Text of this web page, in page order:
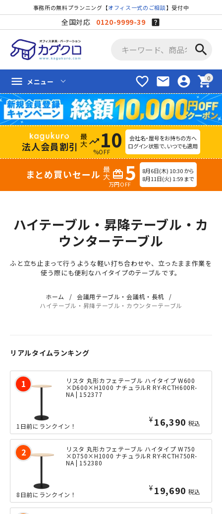
事務所の無料プランニング【オフィス一式のご相談】受付中
全国対応 0120-9999-39
search
favorite_border mail account_circle shopping_cart
menu メニュー
法人会員割引 trending_up 10
%OFF
会社名・屋号をお持ちの方へ
ログイン状態で、いつでも適用
まとめ買いセール redeem 5
万円OFF
8月6日(木) 10:30 から
8月11日(火) 1:59 まで
ハイテーブル・昇降テーブル・カ
ウンターテーブル
ふと立ち止まって行うような軽い打ち合わせや、立ったまま作業を
使う際にも便利なハイタイプのテーブルです。
ホーム
会議用テーブル・会議机・長机
ハイテーブル・昇降テーブル・カウンターテーブル
リアルタイムランキング
リスタ 丸形カフェテーブル ハイタイプ W600
×D600×H1000 ナチュラルR RY-RCTH600R-
NA | 152377
¥ 16,390 税込
1日前にランクイン！
リスタ 丸形カフェテーブル ハイタイプ W750
×D750×H1000 ナチュラルR RY-RCTH750R-
NA | 152380
¥ 19,690 税込
8日前にランクイン！